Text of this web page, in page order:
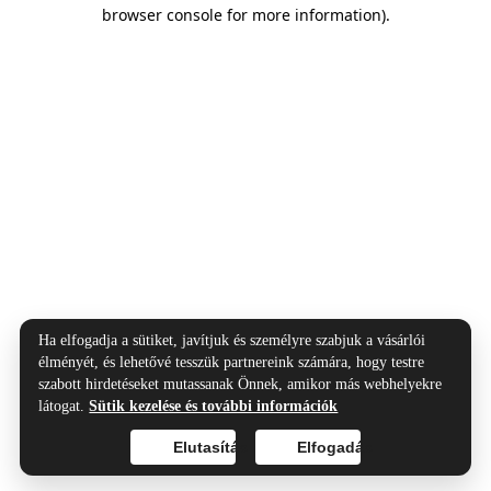
browser console for more information).
Ha elfogadja a sütiket, javítjuk és személyre szabjuk a vásárlói
élményét, és lehetővé tesszük partnereink számára, hogy testre
szabott hirdetéseket mutassanak Önnek, amikor más webhelyekre
látogat.Sütik kezelése és további információk
Elfogadás
Elutasítás